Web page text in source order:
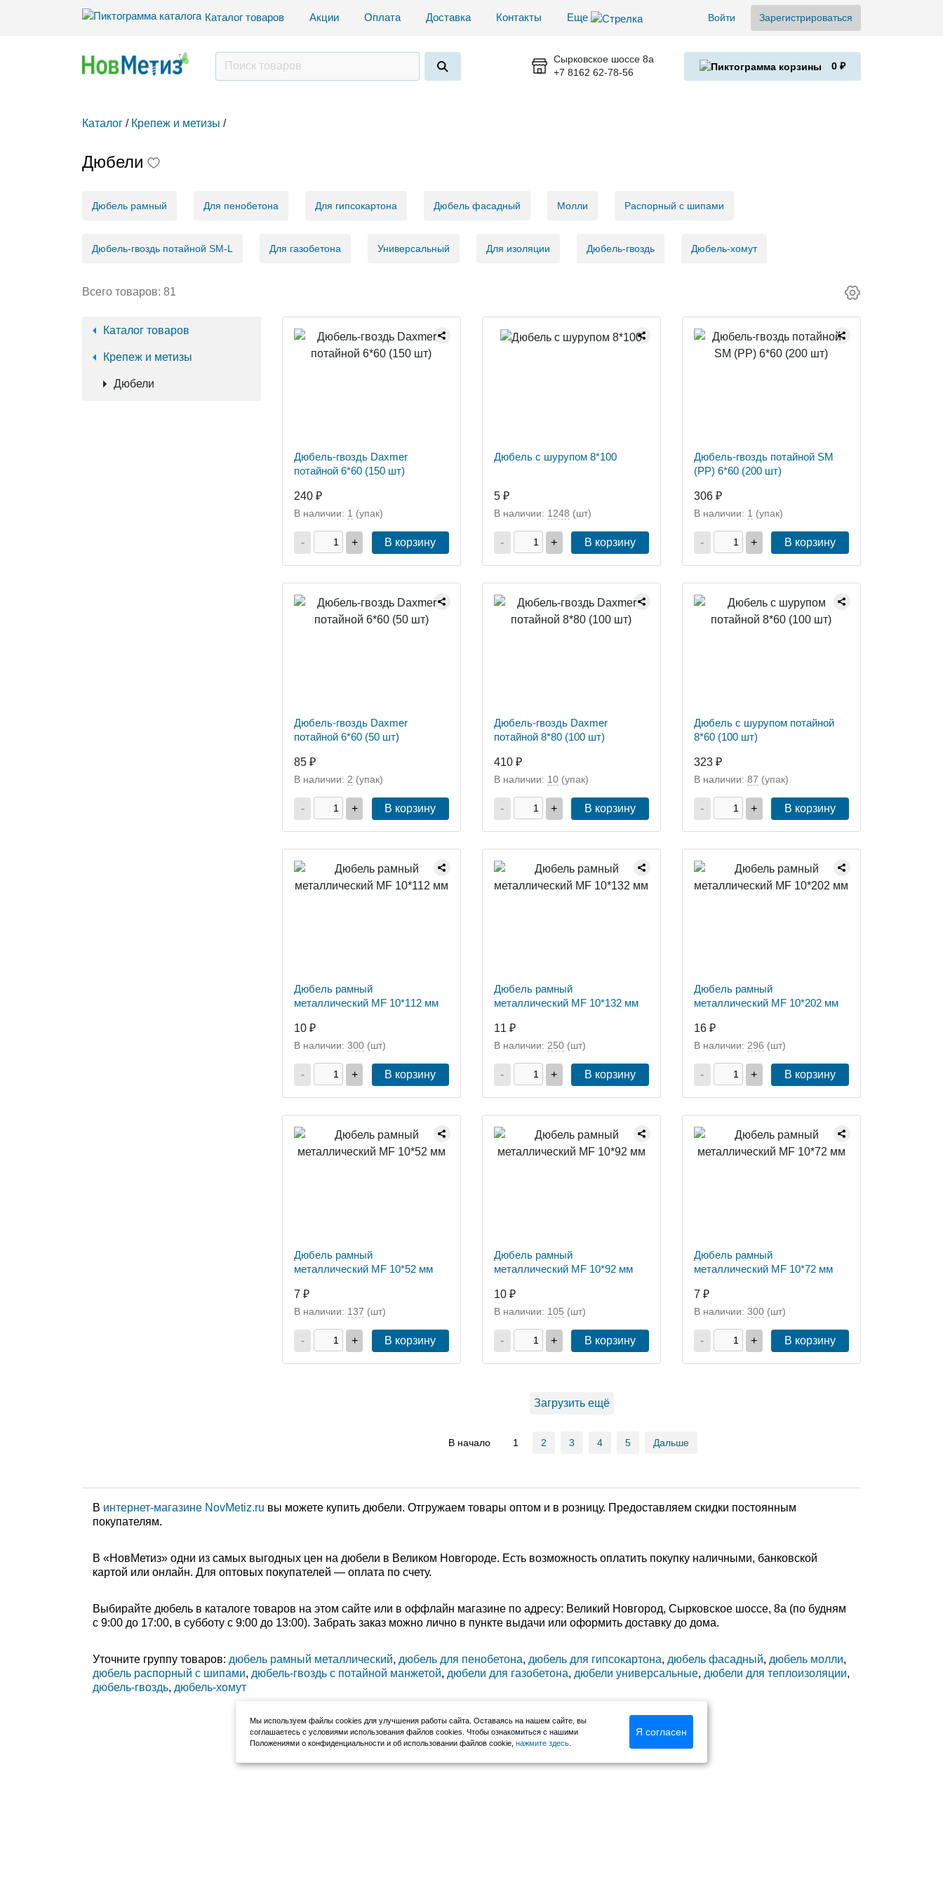
Каталог товаров Акции Оплата Доставка Контакты Еще Войти Зарегистрироваться
Сырковское шоссе 8а
+7 8162 62-78-56
0 ₽
Каталог / Крепеж и метизы /
Дюбели
Дюбель рамный Для пенобетона Для гипсокартона Дюбель фасадный Молли Распорный с шипами
Дюбель-гвоздь потайной SM-L Для газобетона Универсальный Для изоляции Дюбель-гвоздь Дюбель-хомут
Всего товаров: 81
Каталог товаров
Крепеж и метизы
Дюбели
Дюбель-гвоздь Daxmer
потайной 6*60 (150 шт)
240 ₽
В наличии: 1 (упак)
- + В корзину
Дюбель с шурупом 8*100
5 ₽
В наличии: 1248 (шт)
- + В корзину
Дюбель-гвоздь потайной SM
(РР) 6*60 (200 шт)
306 ₽
В наличии: 1 (упак)
- + В корзину
Дюбель-гвоздь Daxmer
потайной 6*60 (50 шт)
85 ₽
В наличии: 2 (упак)
- + В корзину
Дюбель-гвоздь Daxmer
потайной 8*80 (100 шт)
410 ₽
В наличии: 10(упак)
- + В корзину
Дюбель с шурупом потайной
8*60 (100 шт)
323 ₽
В наличии: 87 (упак)
- + В корзину
Дюбель рамный
металлический MF 10*112 мм
10 ₽
В наличии: 300 (шт)
- + В корзину
Дюбель рамный
металлический MF 10*132 мм
11 ₽
В наличии: 250(шт)
- + В корзину
Дюбель рамный
металлический MF 10*202 мм
16 ₽
В наличии: 296 (шт)
- + В корзину
Дюбель рамный
металлический MF 10*52 мм
7 ₽
В наличии: 137 (шт)
- + В корзину
Дюбель рамный
металлический MF 10*92 мм
10 ₽
В наличии: 105 (шт)
- + В корзину
Дюбель рамный
металлический MF 10*72 мм
7 ₽
В наличии: 300(шт)
- + В корзину
Загрузить ещё
В начало 1 2 3 4 5 Дальше
В интернет-магазине NovMetiz.ru вы можете купить дюбели. Отгружаем товары оптом и в розницу. Предоставляем скидки постоянным
покупателям.
В «НовМетиз» одни из самых выгодных цен на дюбели в Великом Новгороде. Есть возможность оплатить покупку наличными, банковской
картой или онлайн. Для оптовых покупателей — оплата по счету.
Выбирайте дюбель в каталоге товаров на этом сайте или в оффлайн магазине по адресу: Великий Новгород, Сырковское шоссе, 8а (по будням
с 9:00 до 17:00, в субботу с 9:00 до 13:00). Забрать заказ можно лично в пункте выдачи или оформить доставку до дома.
Уточните группу товаров: дюбель рамный металлический, дюбель для пенобетона, дюбель для гипсокартона, дюбель фасадный, дюбель молли,
дюбель распорный с шипами, дюбель-гвоздь с потайной манжетой, дюбели для газобетона, дюбели универсальные, дюбели для теплоизоляции,
дюбель-гвоздь, дюбель-хомут
Мы используем файлы cookies для улучшения работы сайта. Оставаясь на нашем сайте, вы
соглашаетесь с условиями использования файлов cookies. Чтобы ознакомиться с нашими
Положениями о конфиденциальности и об использовании файлов cookie, нажмите здесь
Я согласен